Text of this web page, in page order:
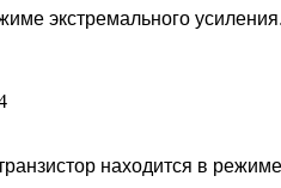
экстремального
находится в